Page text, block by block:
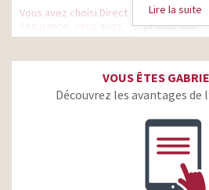
Vous avez choisi Direct
Assurance, vous avez
assuré
producteur
Les Restos du Cœur – Au
pied du mur, il reste
toujours un espoir
producteur
producteur
producteur
Lire la suite
VOUS ÊTES
Découvrez les avantages de